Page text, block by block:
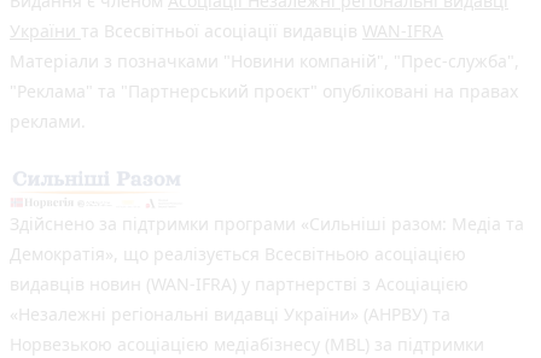
України та Всесвітньої асоціації видавців WAN-IFRA
Матеріали з позначками "Новини компаній", "Прес-служба",
"Реклама" та "Партнерський проєкт" опубліковані на правах
реклами.
Здійснено за підтримки програми «Сильніші разом: Медіа та
Демократія», що реалізується Всесвітньою асоціацією
видавців новин (WAN-IFRA) у партнерстві з Асоціацією
«Незалежні регіональні видавці України» (АНРВУ) та
Норвезькою асоціацією медіабізнесу (MBL) за підтримки